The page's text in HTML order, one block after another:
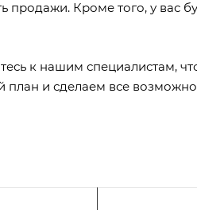
продажи. Кроме того, у вас
к нашим специалистам,
и сделаем все